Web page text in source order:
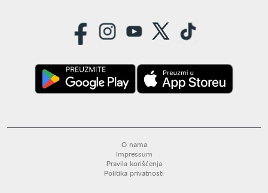
O nama
Impressum
Pravila korišćenja
Politika privatnosti